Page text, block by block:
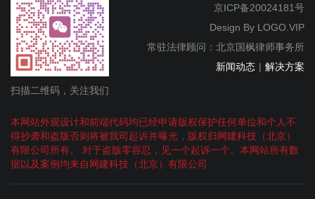
扫描二维码，关注我们
京ICP备20024181号
Design By LOGO.VIP
常驻法律顾问：北京国枫律师事务所
新闻动态 | 解决方案
本网站外观设计和前端代码均已经申请版权保护任何单位和个人不
得抄袭和盗版否则将被我司起诉并曝光，版权归网建科技（北京）
有限公司所有。 对于盗版零容忍，见一个起诉一个。本网站所有数
据以及案例均来自网建科技（北京）有限公司